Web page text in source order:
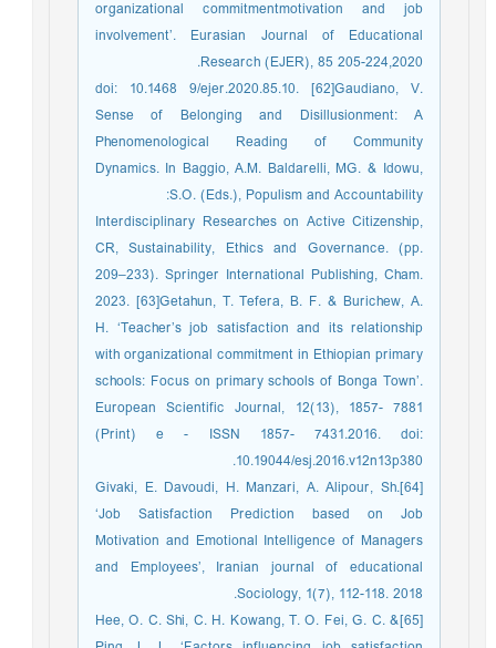
organizational commitmentmotivation and job
involvement’. Eurasian Journal of Educational
Research (EJER), 85 205-224,2020.
doi: 10.1468 9/ejer.2020.85.10. [62]Gaudiano, V.
Sense of Belonging and Disillusionment: A
Phenomenological Reading of Community
Dynamics. In Baggio, A.M. Baldarelli, MG. & Idowu,
S.O. (Eds.), Populism and Accountability:
Interdisciplinary Researches on Active Citizenship,
CR, Sustainability, Ethics and Governance. (pp.
209–233). Springer International Publishing, Cham.
2023. [63]Getahun, T. Tefera, B. F. & Burichew, A.
H. ‘Teacher’s job satisfaction and its relationship
with organizational commitment in Ethiopian primary
schools: Focus on primary schools of Bonga Town’.
European Scientific Journal, 12(13), 1857- 7881
(Print) e - ISSN 1857- 7431.2016. doi:
10.19044/esj.2016.v12n13p380.
[64]Givaki, E. Davoudi, H. Manzari, A. Alipour, Sh.
‘Job Satisfaction Prediction based on Job
Motivation and Emotional Intelligence of Managers
and Employees’, Iranian journal of educational
Sociology, 1(7), 112-118. 2018.
[65]Hee, O. C. Shi, C. H. Kowang, T. O. Fei, G. C. &